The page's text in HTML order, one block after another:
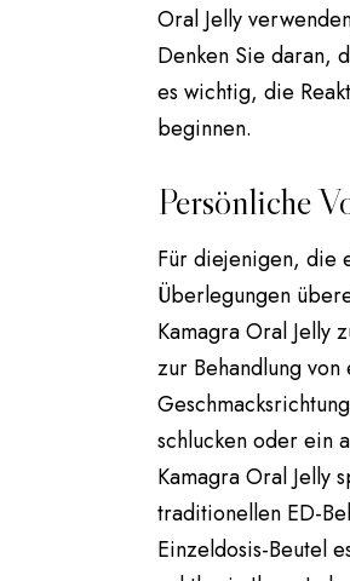
Oral Jelly
Denken Sie daran,
es wichtig, die
beginnen.
Persönliche
Für diejenigen, die
Überlegungen
Kamagra Oral Jelly
zur Behandlung
schlucken oder ein
Kamagra Oral Jelly
traditionellen ED-
Einzeldosis-Beutel